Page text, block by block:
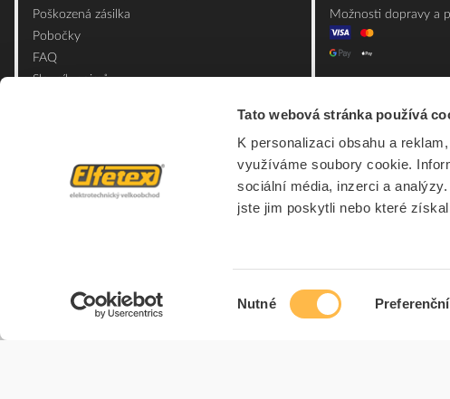
Tato webová stránka používá
K personalizaci obsahu a
využíváme soubory cookie.
sociální média, inzerci a
jste jim poskytli nebo které
Nutné Preferenční
Poškozená zásilka
Pobočky
FAQ
Slovník pojmů
Možnosti dopravy a